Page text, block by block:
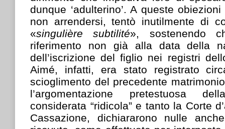
dunque ‘adulterino’. A queste
non arrendersi, tentò inutilmente di
«singulière subtilité», sostenendo
riferimento non già alla data della
dell’iscrizione del figlio nei registri
Aimé, infatti, era stato registrato
scioglimento del precedente
l’argomentazione pretestuosa
considerata “ridicola” e tanto la Corte
Cassazione, dichiararono nulle